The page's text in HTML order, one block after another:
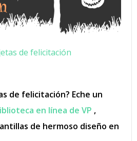
de felicitación
de felicitación? Eche un
en línea de VP ,
de hermoso diseño en